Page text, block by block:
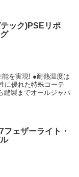
ック)PSEリポ
を実現! ●耐熱温度は
に優れた特殊コーテ
縫製までオールジャパ
フェザーライト・